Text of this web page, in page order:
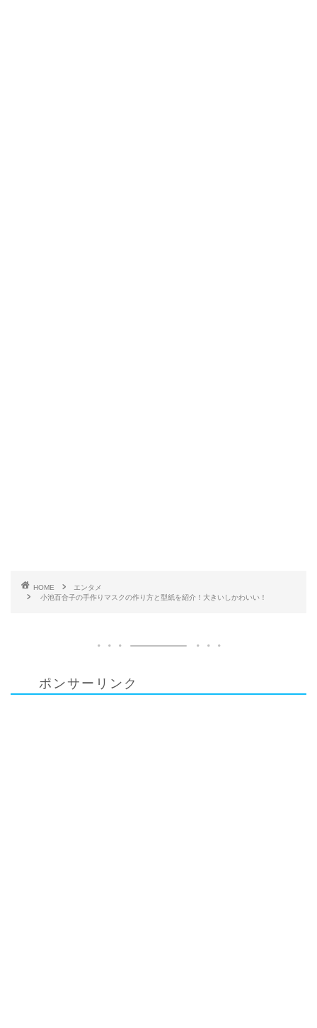
HOME
エンタメ
小池百合子の手作りマスクの作り方と型紙を紹介！大きいしかわいい！
ポンサーリンク